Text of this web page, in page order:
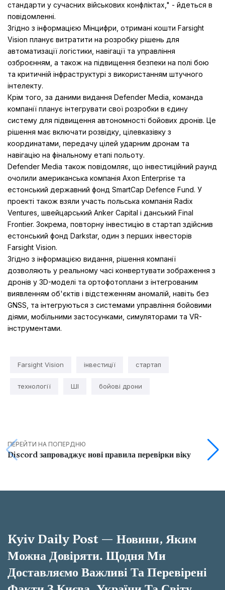
стандарти у сучасних військових конфліктах," - йдеться в
повідомленні.
Згідно з інформацією Мінцифри, отримані кошти Farsight
Vision планує витратити на розробку рішень для
автоматизації логістики, навігації та управління
озброєнням, а також на підвищення безпеки на полі бою
та критичній інфраструктурі з використанням штучного
інтелекту.
Крім того, за даними видання Defender Media, команда
компанії планує інтегрувати свої розробки в єдину
систему для підвищення автономності бойових дронів. Це
рішення має включати розвідку, цілевказівку з
координатами, передачу цілей ударним дронам та
навігацію на фінальному етапі польоту.
Defender Media також повідомляє, що інвестиційний раунд
очолили американська компанія Axon Enterprise та
естонський державний фонд SmartCap Defence Fund. У
проекті також взяли участь польська компанія Radix
Ventures, швейцарський Anker Capital і данський Final
Frontier. Зокрема, повторну інвестицію в стартап здійснив
естонський фонд Darkstar, один з перших інвесторів
Farsight Vision.
Згідно з інформацією видання, рішення компанії
дозволяють у реальному часі конвертувати зображення з
дронів у 3D-моделі та ортофотоплани з інтегрованим
виявленням об'єктів і відстеженням аномалій, навіть без
GNSS, та інтегруються з системами управління бойовими
діями, мобільними застосунками, симуляторами та VR-
інструментами.
Farsight Vision інвестиції стартап
технології ШІ бойові дрони
ПЕРЕЙТИ НА ПОПЕРДНЮ
Discord запроваджує нові правила перевірки віку
Kyiv Daily Post — Новини, Яким
Можна Довіряти. Щодня Ми
Доставляємо Важливі Та Перевірені